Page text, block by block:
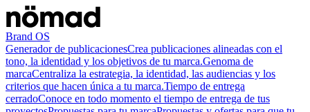
Brand OS
Generador de publicacionesCrea publicaciones alineadas con el
tono, la identidad y los objetivos de tu marca.Genoma de
marcaCentraliza la estrategia, la identidad, las audiencias y los
criterios que hacen única a tu marca.Tiempo de entrega
cerradoConoce en todo momento el tiempo de entrega de tus